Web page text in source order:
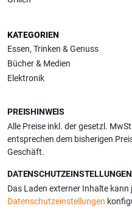
KATEGORIEN
Essen, Trinken & Genuss
Bücher & Medien
Elektronik
PREISHINWEIS
Alle Preise inkl. der gesetzl.
entsprechen dem bisherigen
Geschäft.
DATENSCHUTZEINSTELLUNGEN
Das Laden externer Inhalte kann
Datenschutzeinstellungen